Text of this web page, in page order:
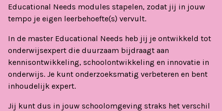
Educational Needs modules stapelen, zodat jij in jouw
tempo je eigen leerbehoefte(s) vervult.
In de master Educational Needs heb jij je ontwikkeld tot
onderwijsexpert die duurzaam bijdraagt aan
kennisontwikkeling, schoolontwikkeling en innovatie in
onderwijs. Je kunt onderzoeksmatig verbeteren en bent
inhoudelijk expert.
Jij kunt dus in jouw schoolomgeving straks het verschil